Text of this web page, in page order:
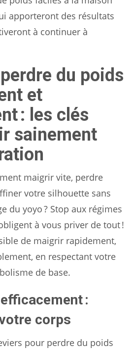
apporteront des résultats
à continuer à
du poids
et
: les clés
sainement
maigrir vite, perdre
votre silhouette sans
du yoyo ? Stop aux régimes
à vous priver de tout !
de maigrir rapidement,
en respectant votre
de base.
:
corps
pour perdre du poids